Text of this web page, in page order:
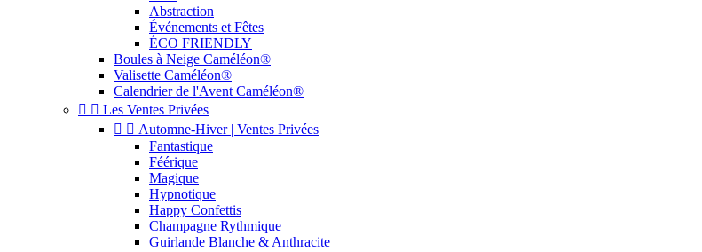
Abstraction
Événements et Fêtes
ÉCO FRIENDLY
Boules à Neige Caméléon®
Valisette Caméléon®
Calendrier de l'Avent Caméléon®
  Les Ventes Privées
  Automne-Hiver | Ventes Privées
Fantastique
Féérique
Magique
Hypnotique
Happy Confettis
Champagne Rythmique
Guirlande Blanche & Anthracite